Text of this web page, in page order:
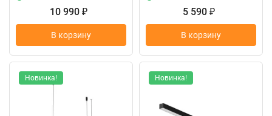
10 990 ₽
В корзину
5 590 ₽
В корзину
Новинка! Новинка!